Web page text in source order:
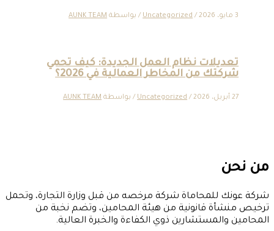
3 مايو، 2026 /
Uncategorized/ بواسطة AUNK TEAM
تعديلات نظام العمل الجديدة: كيف تحمي
شركتك من المخاطر العمالية في 2026؟
27 أبريل، 2026 /
Uncategorized / بواسطة AUNK TEAM
من نحن
شركة عونك للمحاماة شركة مرخصه من قبل وزارة التجارة، وتحمل
ترخيص منشأة قانونية من هيئة المحامين، وتضم نخبة من
المحامين والمستشارين ذوي الكفاءة والخبرة العالية.